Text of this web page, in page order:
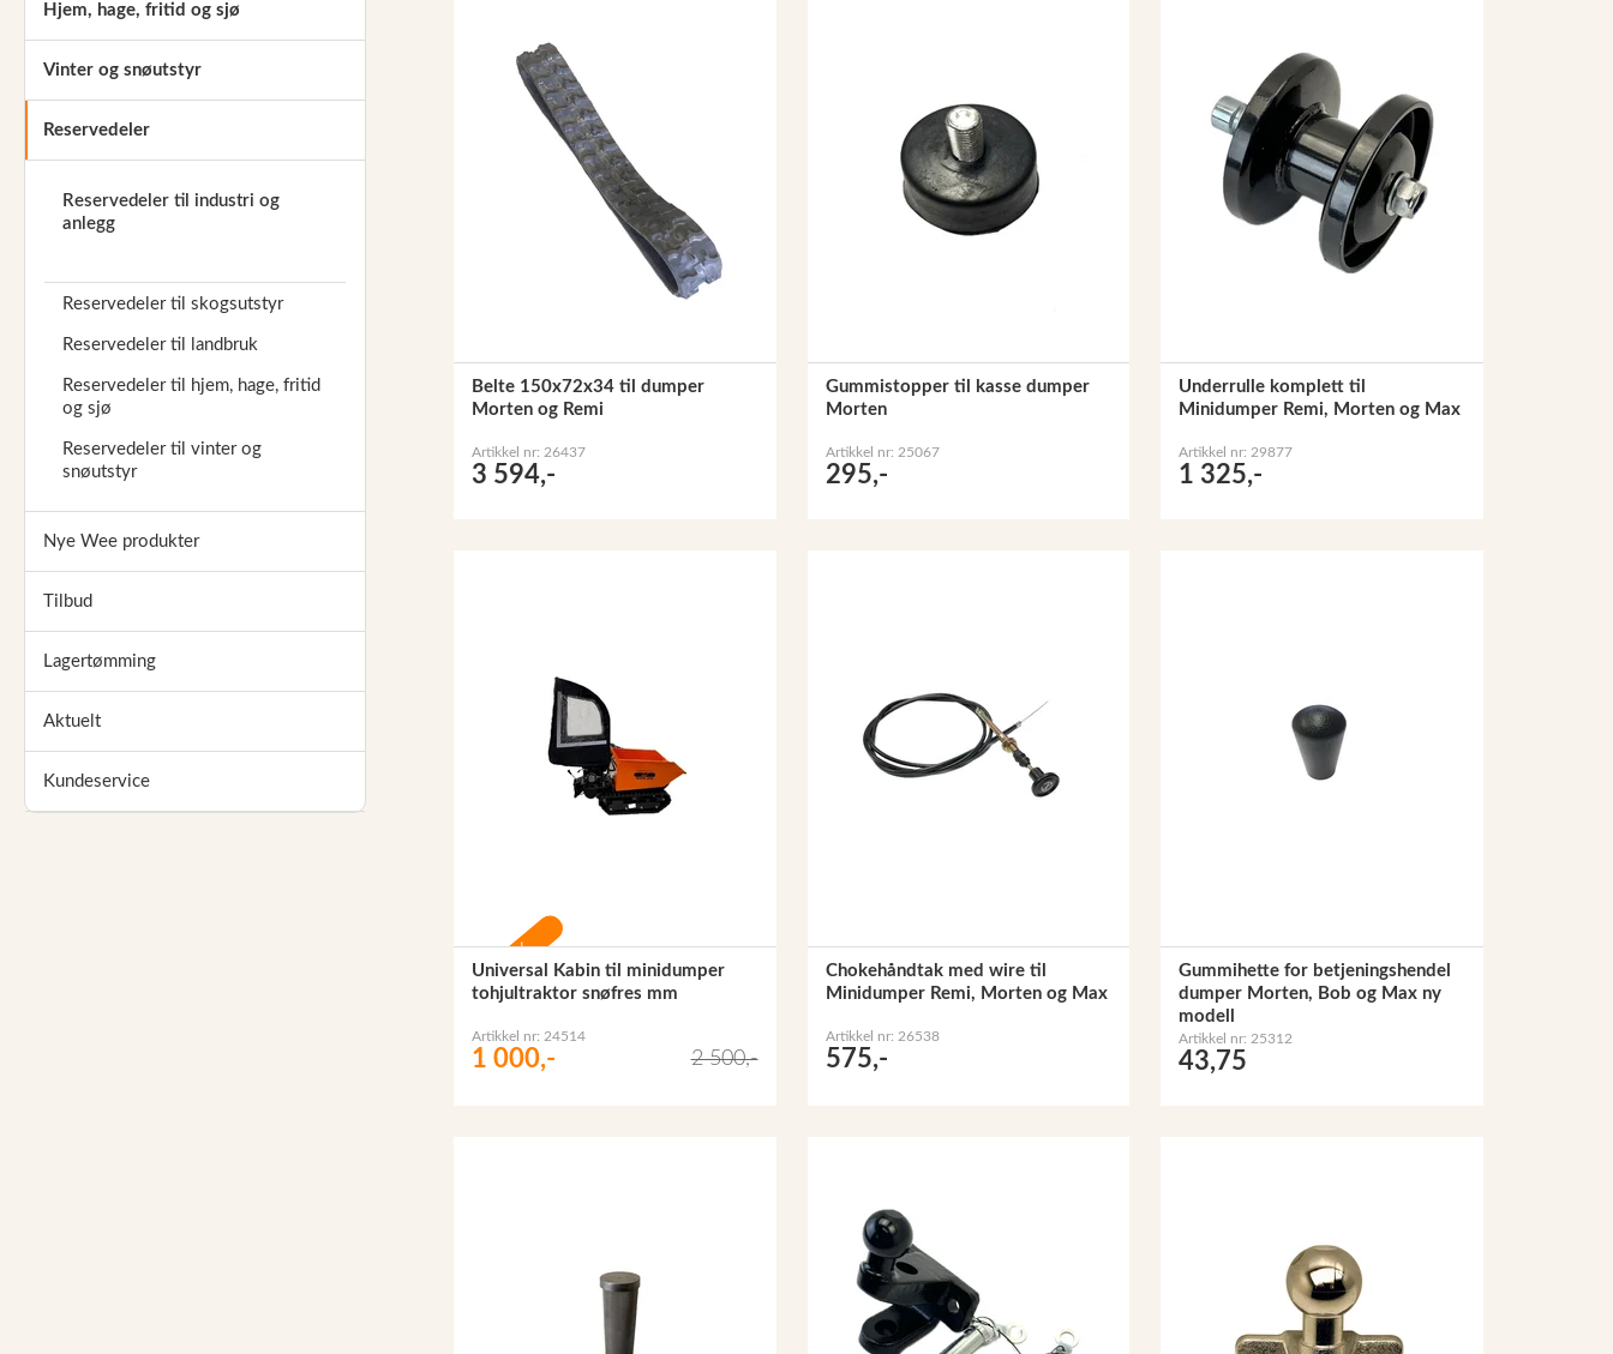
Tilbud
Aktuelt
Hjem, hage, fritid og sjø
Vinter og snøutstyr
Reservedeler
Reservedeler til industri og
anlegg
Reservedeler til skogsutstyr
Reservedeler til landbruk
Reservedeler til hjem, hage, fritid
og sjø
Reservedeler til vinter og
snøutstyr
Nye Wee produkter
Tilbud
Lagertømming
Aktuelt
Kundeservice
Belte 150x72x34 til dumper
Morten og Remi
Artikkel nr: 26437
3 594,-
Gummistopper til kasse dumper
Morten
Artikkel nr: 25067
295,-
Underrulle komplett til
Minidumper Remi, Morten og Max
Artikkel nr: 29877
1 325,-
-60%
Universal Kabin til minidumper
tohjultraktor snøfres mm
Artikkel nr: 24514
1 000,- 2 500,-
Chokehåndtak med wire til
Minidumper Remi, Morten og Max
Artikkel nr: 26538
575,-
Gummihette for betjeningshendel
dumper Morten, Bob og Max ny
modell
Artikkel nr: 25312
43,75